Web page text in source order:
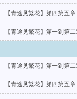
【青途见繁花】第四第五章
【青途见繁花】第一到第二
【青途见繁花】第一到第二
【青途见繁花】第四第五章